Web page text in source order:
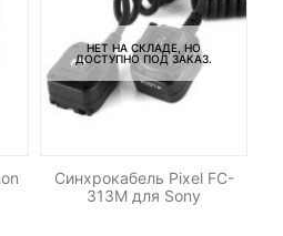
НЕТ НА СКЛАДЕ, НО
ДОСТУПНО ПОД ЗАКАЗ.
Синхрокабель Pixel FC-
313M для Sony